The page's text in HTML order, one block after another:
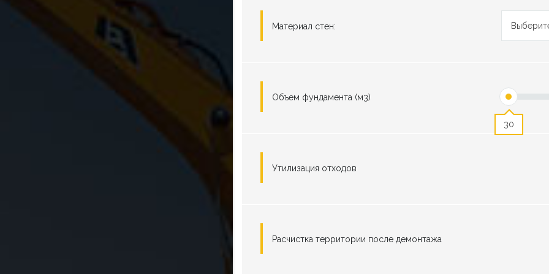
Материал стен:
Объем фундамента (м3)
30
Утилизация отходов
Расчистка территории после демонтажа